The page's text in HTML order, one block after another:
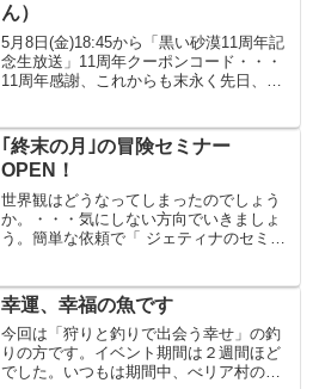
ん）
5月8日(金)18:45から「黒い砂漠11周年記
念生放送」11周年クーポンコード・・・
11周年感謝、これからも末永く先日、１
です。他にも昨年の様々な記録も紹介さ
れており、...
｢終末の月｣の冒険セミナー
OPEN！
世界観はどうなってしまったのでしょう
か。・・・気にしない方向でいきましょ
う。簡単な依頼で「 ジェティナのセミナ
交換できます。｢終末の月｣の冒険セミナ
ーOPEN！...
幸運、幸福の魚です
今回は「狩りと釣りで出会う幸せ」の釣
りの方です。イベント期間は２週間ほど
でした。いつもは期間中、べリア村の枯